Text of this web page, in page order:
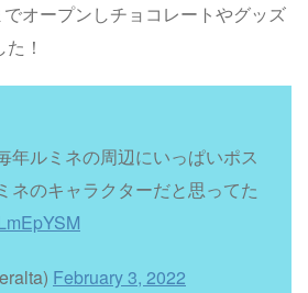
オープンしチョコレートやグッズ
！
年ルミネの周辺にいっぱいポス
ネのキャラクターだと思ってた
February 3, 2022